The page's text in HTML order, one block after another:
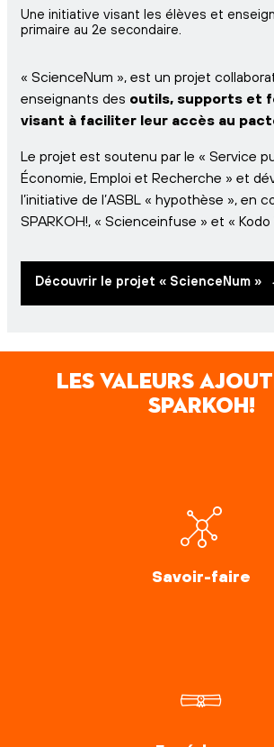
Une initiative visant les élèves et
primaire au 2e secondaire.
« ScienceNum », est un projet
enseignants des outils, supports et
visant à faciliter leur accès au
Le projet est soutenu par le « Service
Économie, Emploi et Recherche » et
l’initiative de l’ASBL « hypothèse », en
SPARKOH!, « Scienceinfuse » et «
Découvrir le projet « ScienceNum »
Les valeurs
SPARKOH!
Savoir-faire